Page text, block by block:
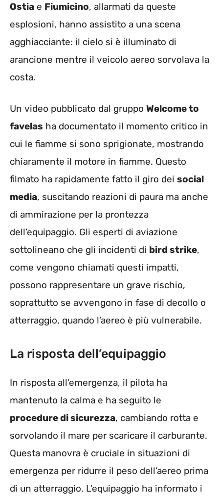
Ostia e Fiumicino, allarmati da queste
esplosioni, hanno assistito a una scena
agghiacciante: il cielo si è illuminato di
arancione mentre il veicolo aereo sorvolava la
costa.
Un video pubblicato dal gruppo Welcome to
favelas ha documentato il momento critico in
cui le fiamme si sono sprigionate, mostrando
chiaramente il motore in fiamme. Questo
filmato ha rapidamente fatto il giro dei social
media, suscitando reazioni di paura ma anche
di ammirazione per la prontezza
dell’equipaggio. Gli esperti di aviazione
sottolineano che gli incidenti di bird strike,
come vengono chiamati questi impatti,
possono rappresentare un grave rischio,
soprattutto se avvengono in fase di decollo o
atterraggio, quando l’aereo è più vulnerabile.
La risposta dell’equipaggio
In risposta all’emergenza, il pilota ha
mantenuto la calma e ha seguito le
procedure di sicurezza, cambiando rotta e
sorvolando il mare per scaricare il carburante.
Questa manovra è cruciale in situazioni di
emergenza per ridurre il peso dell’aereo prima
di un atterraggio. L’equipaggio ha informato i